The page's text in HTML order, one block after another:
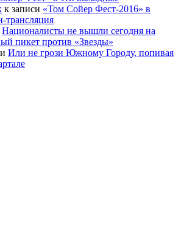
к записи «Том Сойер Фест-2016» в
трансляция
Националисты не вышли сегодня на
пикет против «Звезды»
Или не грози Южному Городу, попивая